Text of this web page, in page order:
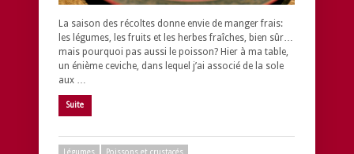
La saison des récoltes donne envie de manger frais:
les légumes, les fruits et les herbes fraîches, bien sûr…
mais pourquoi pas aussi le poisson? Hier à ma table,
un énième ceviche, dans lequel j’ai associé de la sole
aux …
Suite
Légumes Poissons et crustacés